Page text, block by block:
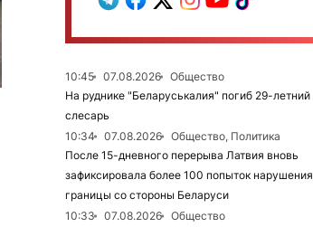
10:45 07.08.2026
Общество
На руднике "Беларуськалия" погиб 29-летний
слесарь
10:34
07.08.2026
Общество, Политика
После 15-дневного перерыва Латвия вновь
зафиксировала более 100 попыток нарушения
границы со стороны Беларуси
10:33
07.08.2026
Общество